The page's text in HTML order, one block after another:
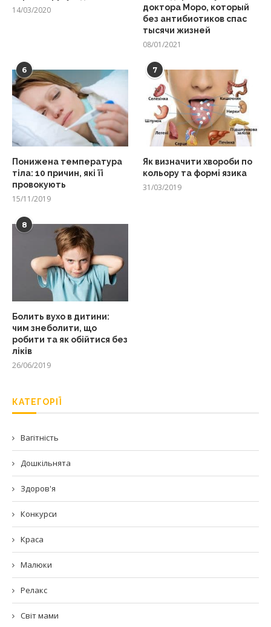
14/03/2020
доктора Моро, который
без антибиотиков спас
тысячи жизней
08/01/2021
6
Понижена температура
тіла: 10 причин, які її
провокують
15/11/2019
7
Як визначити хвороби по
кольору та формі язика
31/03/2019
8
Болить вухо в дитини:
чим знеболити, що
робити та як обійтися без
ліків
26/06/2019
КАТЕГОРІЇ
Вагітність
Дошкільнята
Здоров'я
Конкурси
Краса
Малюки
Релакс
Світ мами